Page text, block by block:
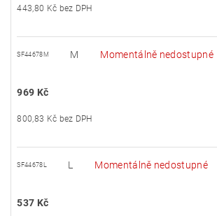
443,80 Kč bez DPH
SF44678M M Momentálně nedostupné
969 Kč
800,83 Kč bez DPH
SF44678L L Momentálně nedostupné
537 Kč